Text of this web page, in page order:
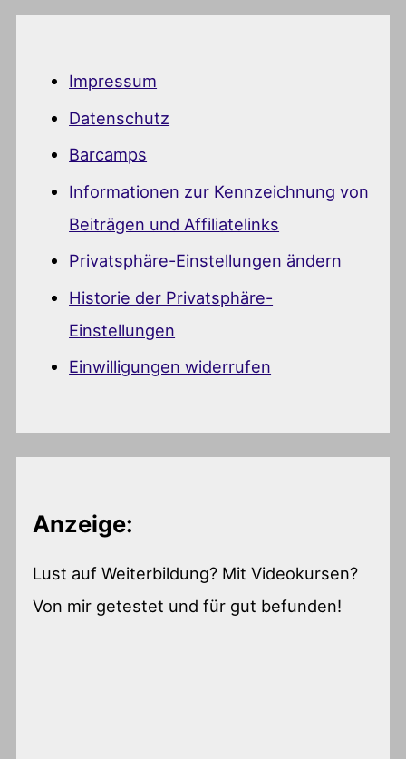
Impressum
Datenschutz
Barcamps
Informationen zur Kennzeichnung von
Beiträgen und Affiliatelinks
Privatsphäre-Einstellungen ändern
Historie der Privatsphäre-
Einstellungen
Einwilligungen widerrufen
Anzeige:
Lust auf Weiterbildung? Mit Videokursen?
Von mir getestet und für gut befunden!